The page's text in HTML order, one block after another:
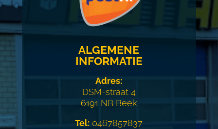
ALGEMENE
INFORMATIE
Adres:
DSM-straat 4
6191 NB Beek
Tel: 0467857837